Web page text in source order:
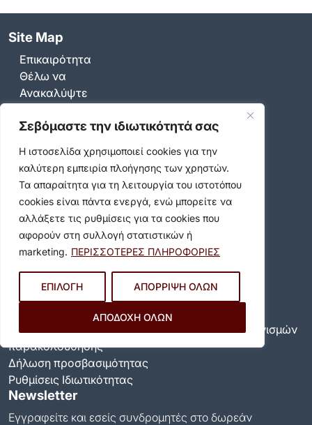
Σεβόμαστε την ιδιωτικότητά σας
Η ιστοσελίδα χρησιμοποιεί cookies για την
καλύτερη εμπειρία πλοήγησης των χρηστών.
Τα απαραίτητα για τη λειτουργία του ιστοτόπου
cookies είναι πάντα ενεργά, ενώ μπορείτε να
αλλάξετε τις ρυθμίσεις για τα cookies που
αφορούν στη συλλογή στατιστικών ή
marketing. ΠΕΡΙΣΣΟΤΕΡΕΣ ΠΛΗΡΟΦΟΡΙΕΣ
ΕΠΙΛΟΓΗ ΑΠΟΡΡΙΨΗ ΟΛΩΝ
ΑΠΟΔΟΧΗ ΟΛΩΝ
Site Map
Επικαιρότητα
Θέλω να
Ανακαλύψτε
Σημαντικοί Σύνδεσμοι
Επικοινωνία
Καραολή & Δημητρίου 36-44, Βύρωνας 16233
Τηλ. Κέντρο:213 2008600
Email:info@dimosbyrona.gr
Όροι Χρήσης
Όροι Χρήσης
Πολιτική Προστασίας Προσωπικών Δεδομένων
Πολιτική για τη χρήση των cookies και των μηχανισμών
παρακολούθησης
Δήλωση προσβασιμότητας
Ρυθμίσεις Ιδιωτικότητας
Newsletter
Εγγραφείτε και εσείς συνδρομητές στο δωρεάν